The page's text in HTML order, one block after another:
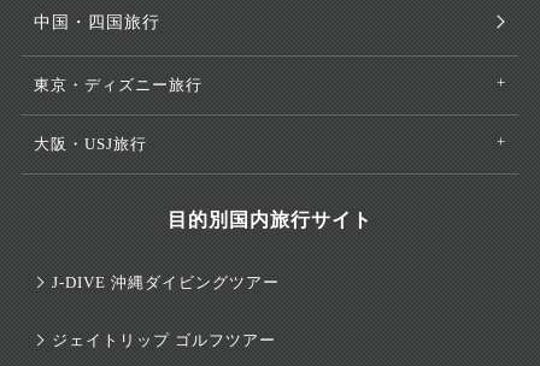
中国・四国旅行
東京・ディズニー旅行
大阪・USJ旅行
目的別国内旅行サイト
J-DIVE 沖縄ダイビングツアー
ジェイトリップ ゴルフツアー